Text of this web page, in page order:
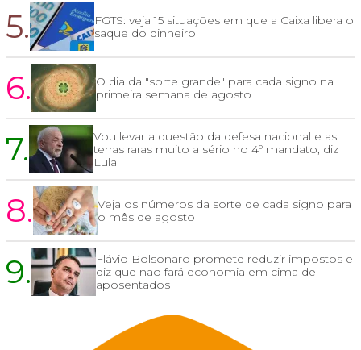
5.
FGTS: veja 15 situações em que a Caixa libera o
saque do dinheiro
6.
O dia da "sorte grande" para cada signo na
primeira semana de agosto
7.
Vou levar a questão da defesa nacional e as
terras raras muito a sério no 4º mandato, diz
Lula
8.
Veja os números da sorte de cada signo para
o mês de agosto
9.
Flávio Bolsonaro promete reduzir impostos e
diz que não fará economia em cima de
aposentados